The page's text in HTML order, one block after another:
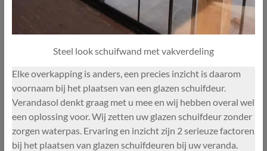
Steel look schuifwand met vakverdeling
Elke overkapping is anders, een precies inzicht is daarom
voornaam bij het plaatsen van een glazen schuifdeur.
Verandasol denkt graag met u mee en wij hebben overal wel
een oplossing voor. Wij zetten uw glazen schuifdeur zonder
zorgen waterpas. Ervaring en inzicht zijn 2 serieuze factoren
bij het plaatsen van glazen schuifdeuren bij uw veranda.